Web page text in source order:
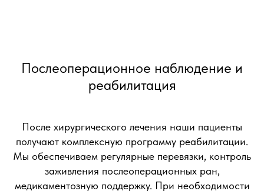
Послеоперационное наблюдение и
реабилитация
После хирургического лечения наши пациенты
получают комплексную программу реабилитации.
Мы обеспечиваем регулярные перевязки, контроль
заживления послеоперационных ран,
медикаментозную поддержку. При необходимости